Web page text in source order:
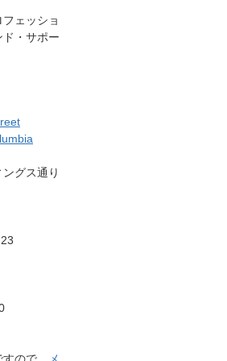
ェッショ
・サポー
グス通り